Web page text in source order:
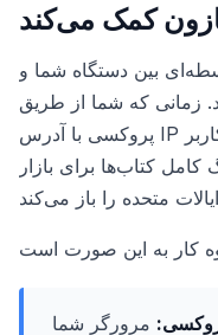
کمک می‌کند
بین دستگاه شما و
زمانی که شما از طریق
پروکسی با آدرس IP آمریکایی متصل می‌شوید، آمازون «کاربر
کامل کتاب‌ها برای بازار
مرورگر شما → Amazon.com →